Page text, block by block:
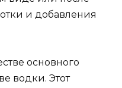
и добавления
основного
водки. Этот